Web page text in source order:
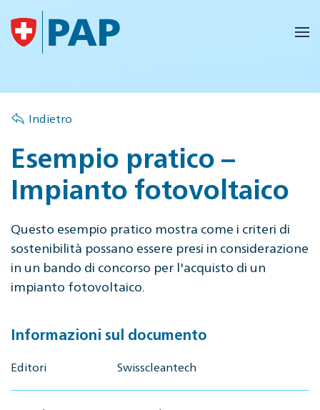
Skip to main content
Indietro
Esempio pratico –
Impianto fotovoltaico
Questo esempio pratico mostra come i criteri di
sostenibilità possano essere presi in considerazione
in un bando di concorso per l'acquisto di un
impianto fotovoltaico.
Informazioni sul documento
Editori Swisscleantech